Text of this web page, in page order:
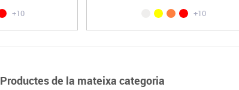
+10 +10
Productes de la mateixa categoria